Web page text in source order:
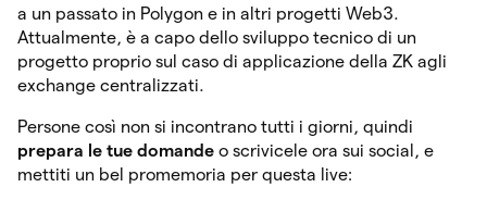
a un passato in Polygon e in altri progetti Web3.
Attualmente, è a capo dello sviluppo tecnico di un
progetto proprio sul caso di applicazione della ZK agli
exchange centralizzati.
Persone così non si incontrano tutti i giorni, quindi
prepara le tue domande o scrivicele ora sui social, e
mettiti un bel promemoria per questa live: